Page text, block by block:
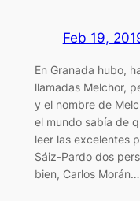
Feb 19,
En Granada hubo,
llamadas Melchor,
y el nombre de
el mundo sabía de
leer las excelentes
Sáiz-Pardo dos
bien, Carlos Morán…